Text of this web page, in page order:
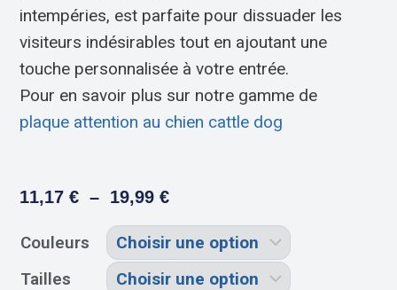
intempéries, est parfaite pour dissuader les
visiteurs indésirables tout en ajoutant une
touche personnalisée à votre entrée.
Pour en savoir plus sur notre gamme de
plaque attention au chien cattle dog
11,17€ – 19,99€
Couleurs
Tailles